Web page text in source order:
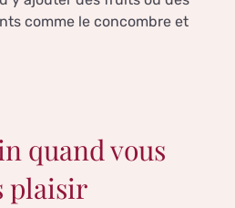
comme le concombre et
quand vous
plaisir